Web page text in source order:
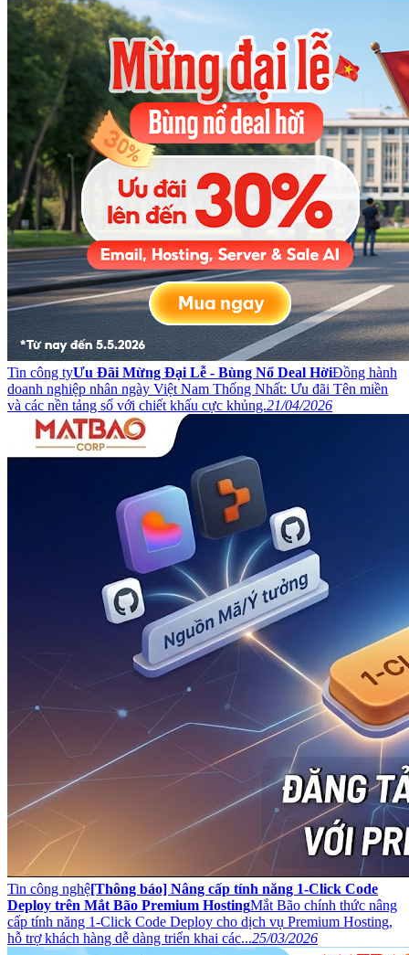
Tin công tyƯu Đãi Mừng Đại Lễ - Bùng Nổ Deal HờiĐồng hành
doanh nghiệp nhân ngày Việt Nam Thống Nhất: Ưu đãi Tên miền
và các nền tảng số với chiết khấu cực khủng.21/04/2026
Tin công nghệ[Thông báo] Nâng cấp tính năng 1-Click Code
Deploy trên Mắt Bão Premium HostingMắt Bão chính thức nâng
cấp tính năng 1-Click Code Deploy cho dịch vụ Premium Hosting,
hỗ trợ khách hàng dễ dàng triển khai các...25/03/2026